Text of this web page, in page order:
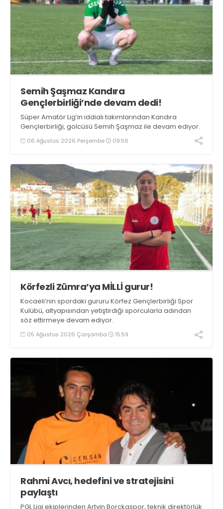
Semih Şaşmaz Kandıra
Gençlerbirliği’nde devam dedi!
Süper Amatör Lig’in iddialı takımlarından Kandıra
Gençlerbirliği, golcüsü Semih Şaşmaz ile devam ediyor.
06 Ağustos 2026 Perşembe 09:56
Körfezli Zümra’ya MİLLİ gurur!
Kocaeli’nin spordaki gururu Körfez Gençlerbirliği Spor
Kulübü, altyapısından yetiştirdiği sporcularla adından
söz ettirmeye devam ediyor.
05 Ağustos 2026 Çarşamba 15:59
Rahmi Avcı, hedefini ve stratejisini
paylaştı
PGL Ligi ekiplerinden Artvin Borçkaspor, teknik direktörlük